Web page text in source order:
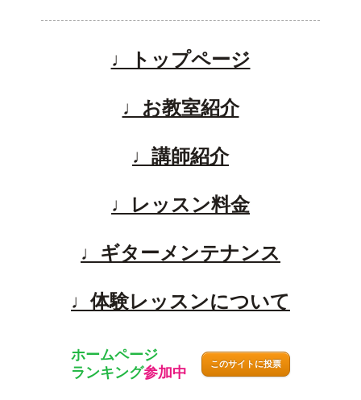
♩トップページ
♩お教室紹介
♩講師紹介
♩レッスン料金
♩ギターメンテナンス
♩体験レッスンについて
ホームページ
ランキング参加中
このサイトに投票